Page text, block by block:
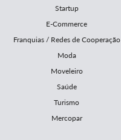
Startup
E-Commerce
Franquias / Redes de Cooperação
Moda
Moveleiro
Saúde
Turismo
Mercopar